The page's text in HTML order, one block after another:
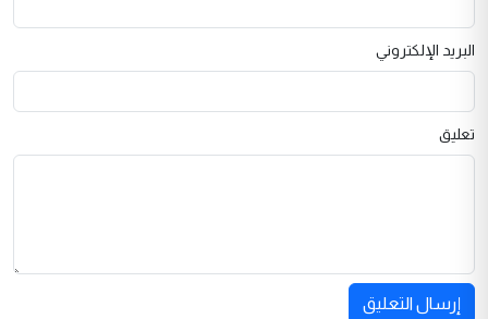
البريد الإلكتروني
تعليق
إرسال التعليق